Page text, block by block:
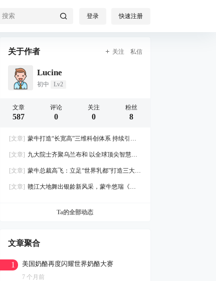
登录 快速注册
关于作者 关注 私信
Lucine
初中 Lv2
文章
587
评论
0
关注
0
粉丝
8
[文章] 蒙牛打造“长宽高”三维科创体系 持续引领
[文章] 九大院士齐聚乌兰布和 以全球顶尖智慧点
[文章] 蒙牛总裁高飞：立足“世界乳都”打造三大高
[文章] 赣江大地舞出银龄新风采，蒙牛悠瑞《劲
Ta的全部动态
文章聚合
1 美国奶酪再度闪耀世界奶酪大赛
7 个月前